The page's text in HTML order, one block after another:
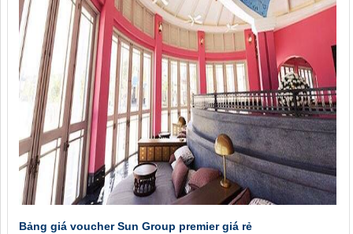
Bảng giá voucher Sun Group premier giá rẻ